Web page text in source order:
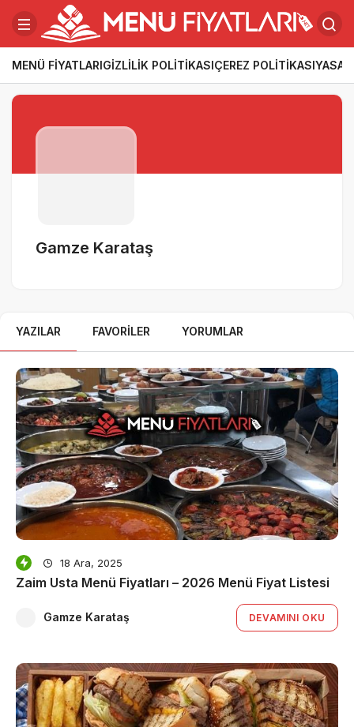
MENÜ FIYATLARIGIZLILIK POLITIKASIÇEREZ POLITIKASIYASAL
Gamze Karataş
YAZILAR FAVORILER YORUMLAR
18 Ara, 2025
Zaim Usta Menü Fiyatları – 2026 Menü Fiyat Listesi
Gamze Karataş DEVAMINI OKU